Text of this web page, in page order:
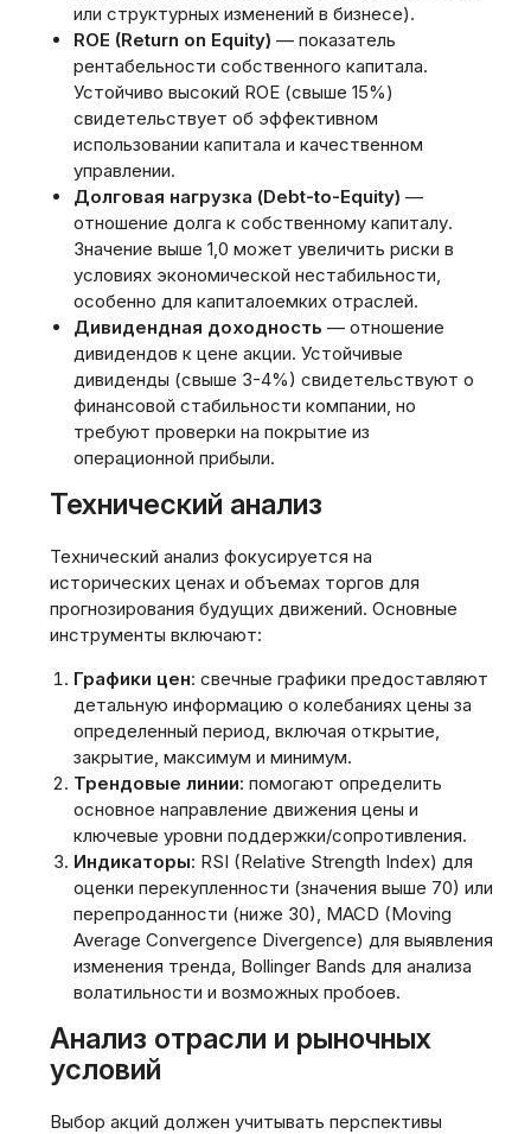
или структурных изменений в бизнесе).
ROE (Return on Equity) — показатель
рентабельности собственного капитала.
Устойчиво высокий ROE (свыше 15%)
свидетельствует об эффективном
использовании капитала и качественном
управлении.
Долговая нагрузка (Debt-to-Equity) —
отношение долга к собственному капиталу.
Значение выше 1,0 может увеличить риски в
условиях экономической нестабильности,
особенно для капиталоемких отраслей.
Дивидендная доходность — отношение
дивидендов к цене акции. Устойчивые
дивиденды (свыше 3-4%) свидетельствуют о
финансовой стабильности компании, но
требуют проверки на покрытие из
операционной прибыли.
Технический анализ
Технический анализ фокусируется на
исторических ценах и объемах торгов для
прогнозирования будущих движений. Основные
инструменты включают:
Графики цен: свечные графики предоставляют
детальную информацию о колебаниях цены за
определенный период, включая открытие,
закрытие, максимум и минимум.
Трендовые линии: помогают определить
основное направление движения цены и
ключевые уровни поддержки/сопротивления.
Индикаторы: RSI (Relative Strength Index) для
оценки перекупленности (значения выше 70) или
перепроданности (ниже 30), MACD (Moving
Average Convergence Divergence) для выявления
изменения тренда, Bollinger Bands для анализа
волатильности и возможных пробоев.
Анализ отрасли и рыночных
условий
Выбор акций должен учитывать перспективы